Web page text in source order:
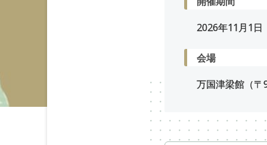
2026年11月1日
会場
万国津梁館（